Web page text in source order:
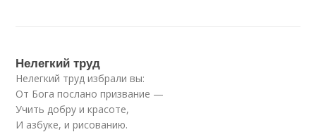
Нелегкий труд
Нелегкий труд избрали вы:
От Бога послано призвание —
Учить добру и красоте,
И азбуке, и рисованию.